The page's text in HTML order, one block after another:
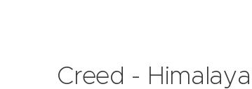
Creed -